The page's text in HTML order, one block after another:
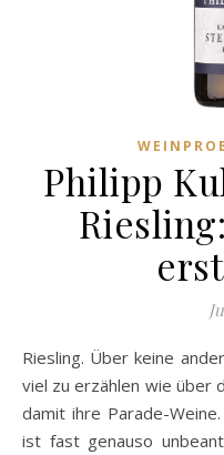
Philipp
Riesling. Über keine andere Traube gibt es in der Pfalz so
viel zu erzählen wie über
damit ihre Parade-
ist fast genauso